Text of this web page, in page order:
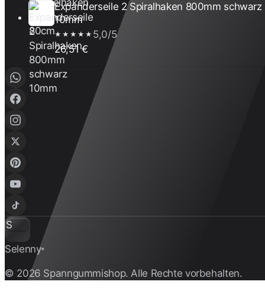
Expanderseile 2 Spiralhaken 800mm schwarz
10mm
★★★★★ 5,0/5
26,51 €
S
Selenny®
© 2026 Spanngummishop. Alle Rechte vorbehalten.